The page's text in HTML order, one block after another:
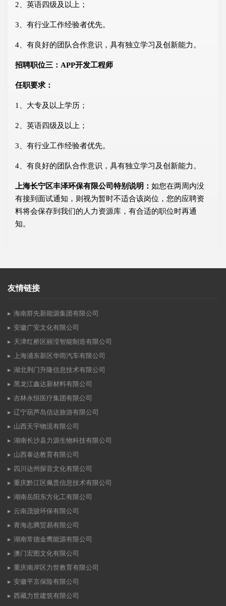
2、英语四级及以上；
3、有行业工作经验者优先。
4、有良好的团队合作意识，具有独立学习及创新能力。
招聘职位三：APP开发工程师
任职要求：
1、大专及以上学历；
2、英语四级及以上；
3、有行业工作经验者优先。
4、有良好的团队合作意识，具有独立学习及创新能力。
上海长宁区丰泽环保有限公司特别说明： 如您在两周内没
有接到面试通知，则视为暂时不适合该岗位，您的应聘资
料将会保存到我们的人力资源库，有合适的职位时再通
知。
友情链接
海南群先新能源集团有限公司
安徽广安文化有限公司
天津红桥区丽滢智能制造有限公司
上海浦东新区华雨汽车有限公司
湖北荆门升隆信息技术有限公司
黑龙江鑫达新材料有限公司
吉林永恒医疗集团有限公司
辽宁葫芦岛信达旅游有限公司
山西天宇物流有限公司
湖南长沙县力源生物科技有限公司
山西泰达教育有限公司
四川达州探音文化有限公司
重庆黔江区佩贵信息技术有限公司
湖南岳阳东方化工有限公司
云南茂骏环保有限公司
青海志腾贸易有限公司
湖南常德金鹰能源有限公司
澳门宏图文化有限公司
重庆南岸区力世教育有限公司
安徽平京保险有限公司
西藏力世建筑有限公司